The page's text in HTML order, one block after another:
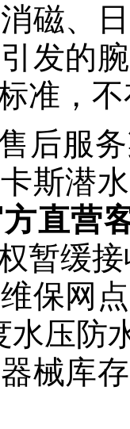
磁、
发的
准，
后服
斯潜
直营
暂缓
保网
水压防
械库